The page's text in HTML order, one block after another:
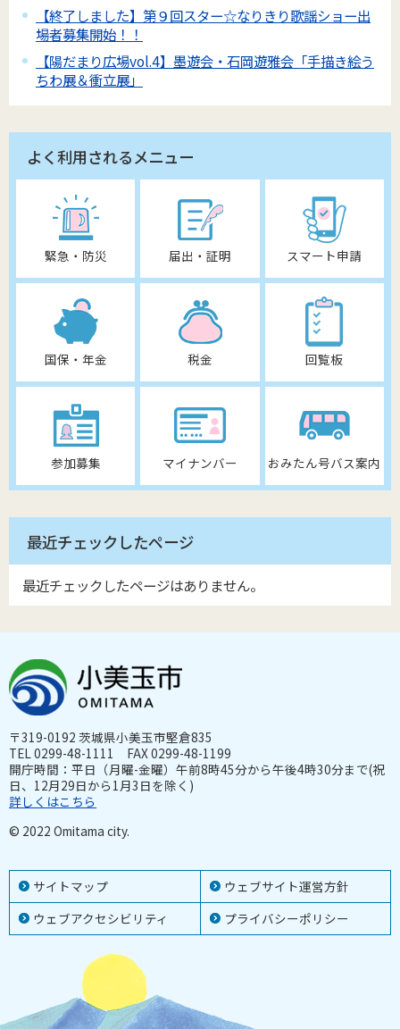
【終了しました】第９回スター☆なりきり歌謡ショー出
場者募集開始！！
【陽だまり広場vol.4】墨遊会・石岡遊雅会「手描き絵う
ちわ展＆衝立展」
よく利用されるメニュー
緊急・防災 届出・証明 スマート申請
国保・年金 税金 回覧板
参加募集 マイナンバー おみたん号バス案内
最近チェックしたページ
最近チェックしたページはありません。
サイトマップ
ウェブサイト運営方針
ウェブアクセシビリティ
プライバシーポリシー
〒319-0192 茨城県小美玉市堅倉835
TEL 0299-48-1111 FAX 0299-48-1199
開庁時間：平日（月曜-金曜）午前8時45分から午後4時30分まで(祝
日、12月29日から1月3日を除く)
詳しくはこちら
© 2022 Omitama city.